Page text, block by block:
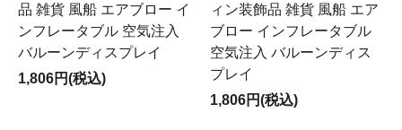
品 雑貨 風船 エアブロー イ
ンフレータブル 空気注入
バルーンディスプレイ
1,806円(税込)
ィン装飾品 雑貨 風船 エア
ブロー インフレータブル
空気注入 バルーンディス
プレイ
1,806円(税込)